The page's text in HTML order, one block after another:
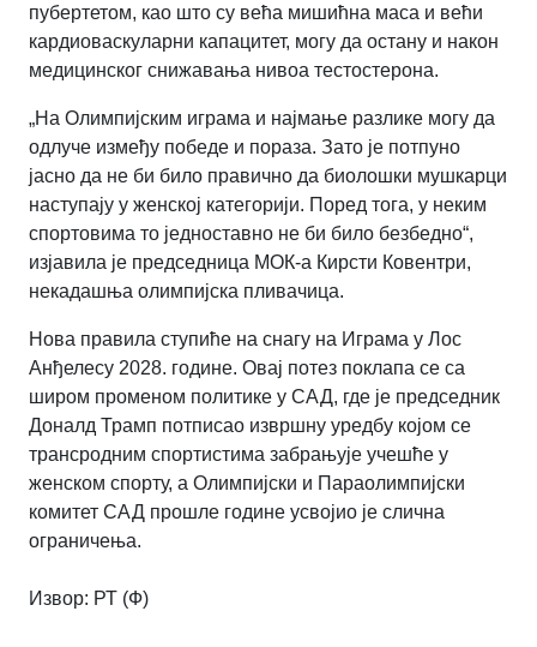
пубертетом, као што су већа мишићна маса и већи
кардиоваскуларни капацитет, могу да остану и након
медицинског снижавања нивоа тестостерона.
„На Олимпијским играма и најмање разлике могу да
одлуче између победе и пораза. Зато је потпуно
јасно да не би било правично да биолошки мушкарци
наступају у женској категорији. Поред тога, у неким
спортовима то једноставно не би било безбедно“,
изјавила је председница МОК-а Кирсти Ковентри,
некадашња олимпијска пливачица.
Нова правила ступиће на снагу на Играма у Лос
Анђелесу 2028. године. Овај потез поклапа се са
широм променом политике у САД, где је председник
Доналд Трамп потписао извршну уредбу којом се
трансродним спортистима забрањује учешће у
женском спорту, а Олимпијски и Параолимпијски
комитет САД прошле године усвојио је слична
ограничења.
Извор: РТ (Ф)